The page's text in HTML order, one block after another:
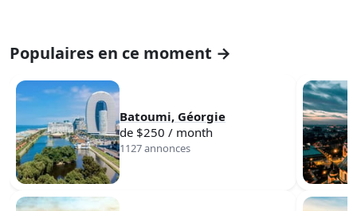
Populaires en ce moment →
Batoumi, Géorgie
de $250 / month
1127 annonces